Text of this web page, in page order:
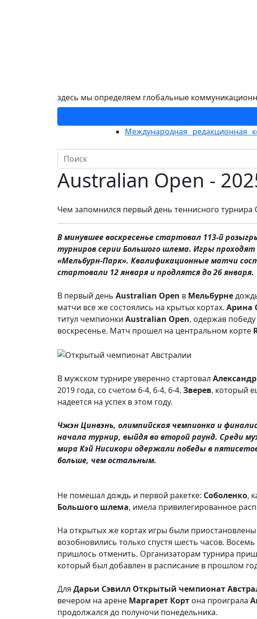
здесь мы определяем глобальные
Международная редакционная
Australian Open -
Чем запомнился первый день теннисного
В минувшее воскресенье стартовал 113-й
турниров серии Большого шлема. Игры
«Мельбурн-Парк». Квалификационные матчи
стартовали 12 января и продлятся до 26 января.
В первый день Australian Open в Мельбурне
матчи все же состоялись на крытых кортах. Арина
титул чемпионки Australian Open, одержав
воскресенье. Матч прошел на центральном корте
В мужском турнире уверенно стартовал Александр
2019 года, со счетом 6-4, 6-4, 6-4. Зверев, который
надеется на успех в этом году.
Чжэн Цинвэнь, олимпийская чемпионка и
начала турнир, выйдя во второй раунд. Среди
мира Кэй Нисикори одержали победы в
больше, чем остальным.
Не помешал дождь и первой ракетке: Соболенко,
Большого шлема, имела привилегированное
На открытых же кортах игры были
возобновились только спустя шесть часов.
пришлось отменить. Организаторам турнира
который был добавлен в расписание в прошлом
Для Дарьи Сэвилл Открытый чемпионат
вечером на арене Маргарет Корт она проиграла
продолжался до полуночи понедельника.